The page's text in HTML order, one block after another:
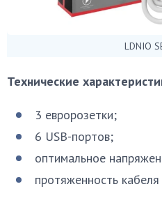
LDNIO
Технические
3 евророзетки;
6 USB-портов;
оптимальное
протяженность